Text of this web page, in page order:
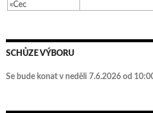
«Čec
SCHŮZE VÝBORU
Se bude konat v neděli 7.6.2026 od